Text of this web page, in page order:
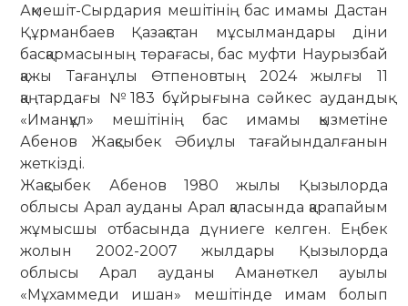
Ақмешіт-Сырдария мешітінің бас имамы Дастан
Құрманбаев Қазақстан мұсылмандары діни
басқар­масының төрағасы, бас муфти Наурызбай
қажы Тағанұлы Өтпеновтың 2024 жылғы 11
қаңтардағы №183 бұйрығына сәйкес аудандық
«Иманқұл» мешітінің бас имамы қызметіне
Абенов Жақсыбек Әбиұлы та­ғайындалғанын
жеткізді.
Жақсыбек Абенов 1980 жылы Қызылорда
облысы Арал ауданы Арал қаласында қарапайым
жұмысшы отбасында дүниеге келген. Еңбек
жолын 2002-2007 жылдары Қызылорда
облысы Арал ауданы Аманөткел ауылы
«Мұхаммеди ишан» мешітінде имам болып